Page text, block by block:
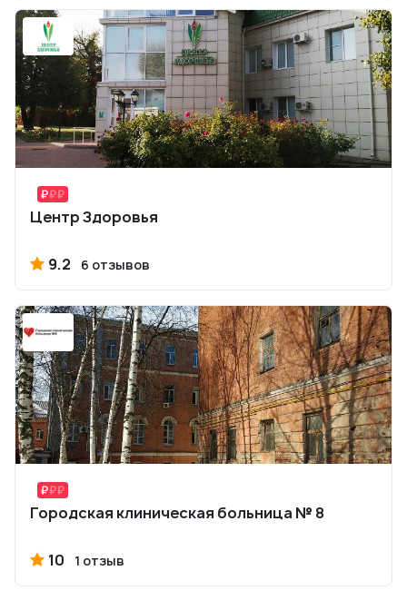
Центр Здоровья
9.2 6 отзывов
Городская клиническая больница № 8
10 1 отзыв